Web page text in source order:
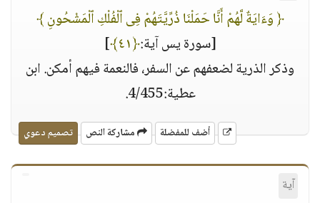
﴿ وَءَايَةٌ لَّهُمْ أَنَّا حَمَلْنَا ذُرِّيَّتَهُمْ فِى ٱلْفُلْكِ ٱلْمَشْحُونِ ﴾
[سورة يس آية:﴿٤١﴾
]
وذكر الذرية لضعفهم عن السفر، فالنعمة فيهم أمكن. ابن
عطية:4/455.
أضف للمفضلة مشاركة النص تصميم دعوي
آية